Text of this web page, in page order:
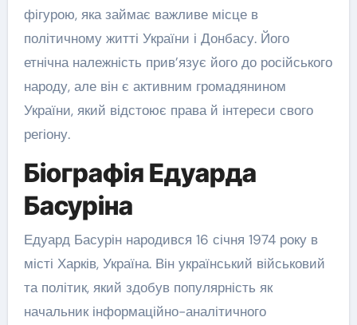
фігурою, яка займає важливе місце в
політичному житті України і Донбасу. Його
етнічна належність прив’язує його до російського
народу, але він є активним громадянином
України, який відстоює права й інтереси свого
регіону.
Біографія Едуарда
Басуріна
Едуард Басурін народився 16 січня 1974 року в
місті Харків, Україна. Він український військовий
та політик, який здобув популярність як
начальник інформаційно-аналітичного